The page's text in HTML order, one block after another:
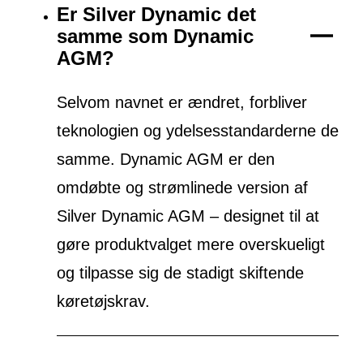
Er Silver Dynamic det
samme som Dynamic
AGM?
Selvom navnet er ændret, forbliver
teknologien og ydelsesstandarderne de
samme. Dynamic AGM er den
omdøbte og strømlinede version af
Silver Dynamic AGM – designet til at
gøre produktvalget mere overskueligt
og tilpasse sig de stadigt skiftende
køretøjskrav.